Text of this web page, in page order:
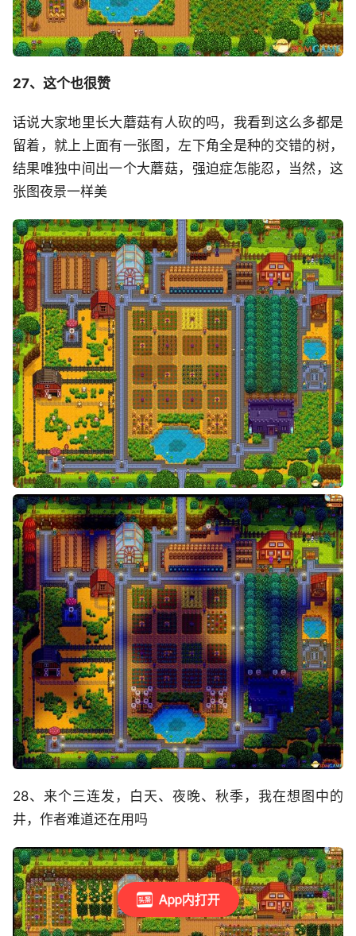
App内打开
27、这个也很赞
话说大家地里长大蘑菇有人砍的吗，我看到这么多都是
留着，就上上面有一张图，左下角全是种的交错的树，
结果唯独中间出一个大蘑菇，强迫症怎能忍，当然，这
张图夜景一样美
28、来个三连发，白天、夜晚、秋季，我在想图中的
井，作者难道还在用吗